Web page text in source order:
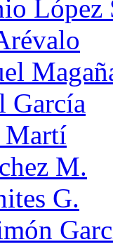
López
García
Martí
M.
G.